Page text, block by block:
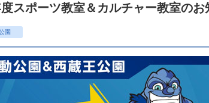
スポーツ教室＆カルチャー教室のお
園